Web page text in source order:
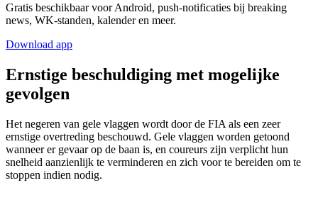
Gratis beschikbaar voor Android, push-notificaties bij breaking
news, WK-standen, kalender en meer.
Download app
Ernstige beschuldiging met mogelijke
gevolgen
Het negeren van gele vlaggen wordt door de FIA als een zeer
ernstige overtreding beschouwd. Gele vlaggen worden getoond
wanneer er gevaar op de baan is, en coureurs zijn verplicht hun
snelheid aanzienlijk te verminderen en zich voor te bereiden om te
stoppen indien nodig.